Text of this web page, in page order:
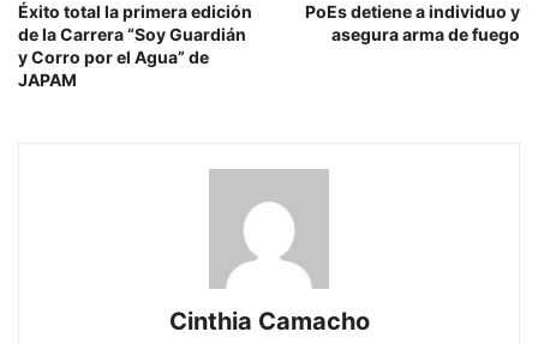
Éxito total la primera edición
de la Carrera “Soy Guardián
y Corro por el Agua” de
JAPAM
PoEs detiene a individuo y
asegura arma de fuego
Cinthia Camacho